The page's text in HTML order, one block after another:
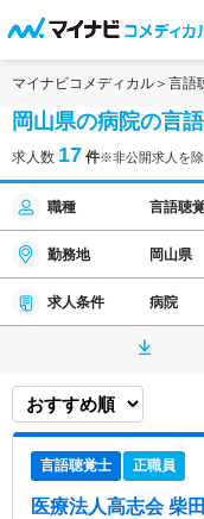
マイナビコメディカル 言語
岡山県の病院の言
求人数 17 件※非公開求人を除
職種 言語聴
勤務地 岡山県
求人条件 病院
言語聴覚士 正職員
医療法人高志会 柴